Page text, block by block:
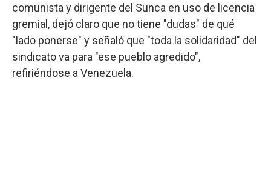
comunista y dirigente del Sunca en uso de licencia
gremial, dejó claro que no tiene "dudas" de qué
"lado ponerse" y señaló que "toda la solidaridad" del
sindicato va para "ese pueblo agredido",
refiriéndose a Venezuela.